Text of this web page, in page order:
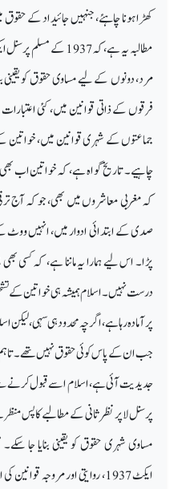
کھڑا ہونا چاہئے، جنہیں جائیداد کے
مطالبہ یہ ہے، کہ
مرد، دونوں کے لیے مساوی حقوق کو
فرقوں کے ذاتی قوانین میں، کئی
جماعتوں کے شہری قوانین میں، خواتین
چاہیے۔ تاریخ گواہ ہے، کہ خواتین اب
صدی کے ابتدائی ادوار میں، انہیں
پڑا۔ اس لیے ہمارا یہ ماننا ہے، کہ کسی
درست نہیں۔ اسلام ہمیشہ ہی خواتین کے
پر آمادہ رہا ہے، اگرچہ محدود ہی سہی،
جب ان کے پاس کوئی حقوق نہیں تھے۔ تاہم،
پرسنل لا پر نظر ثانی کے مطالبے کا پس
مساوی شہری حقوق کو یقینی بنایا جا
ایکٹ 1937، روایتی اور مروجہ